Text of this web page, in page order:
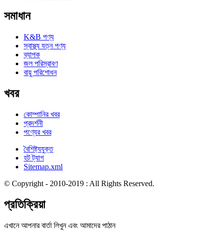
সমাধান
K&B পণ্য
স্বাস্থ্য যত্ন পণ্য
ব্যাপক
জল পরিস্রাবণ
বায়ু পরিশোধন
খবর
কোম্পানির খবর
প্রদর্শনী
পণ্যের খবর
বৈশিষ্ট্যযুক্ত
হট ট্যাগ
Sitemap.xml
© Copyright - 2010-2019 : All Rights Reserved.
প্রতিক্রিয়া
এখানে আপনার বার্তা লিখুন এবং আমাদের পাঠান